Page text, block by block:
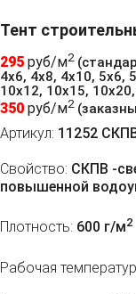
Тент
295 руб/м2
4х6, 4х8, 4х10, 5х6,
10х12, 10х15,
350 руб/м2
Артикул: 11252
Свойство: СКПВ -
повышенной
Плотность: 600 г/м2
Рабочая